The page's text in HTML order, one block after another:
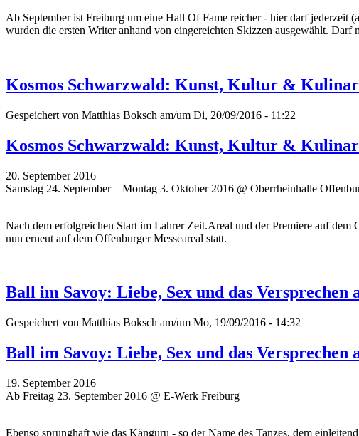
Ab September ist Freiburg um eine Hall Of Fame reicher - hier darf jederzeit
wurden die ersten Writeranhand von eingereichten Skizzen ausgewählt. Darf
Kosmos Schwarzwald: Kunst, Kultur &
Gespeichert von Matthias Boksch am/um Di, 20/09/2016 - 11:22
Kosmos Schwarzwald: Kunst, Kultur &
20. September 2016
Samstag 24. September – Montag 3. Oktober 2016 @ Oberrheinhalle
Nach dem erfolgreichen Start im Lahrer Zeit.Areal und der Premiere auf
nun erneut auf dem Offenburger Messeareal statt.
Ball im Savoy: Liebe, Sex und das Versprechen
Gespeichert von Matthias Boksch am/um Mo, 19/09/2016 - 14:32
Ball im Savoy: Liebe, Sex und das Versprechen
19. September 2016
Ab Freitag 23. September 2016 @ E-Werk Freiburg
Ebenso sprunghaft wie das Känguru - so der Name des Tanzes, dem